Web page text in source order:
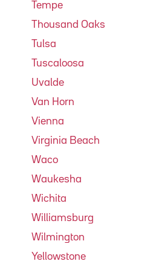
Tempe
Thousand Oaks
Tulsa
Tuscaloosa
Uvalde
Van Horn
Vienna
Virginia Beach
Waco
Waukesha
Wichita
Williamsburg
Wilmington
Yellowstone